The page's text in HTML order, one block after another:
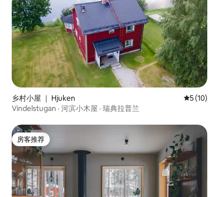
乡村小屋 ｜ Hjuken 平均评分
5 (10)
Vindelstugan · 河滨小木屋 · 瑞典拉普兰
房客推荐
房客推荐